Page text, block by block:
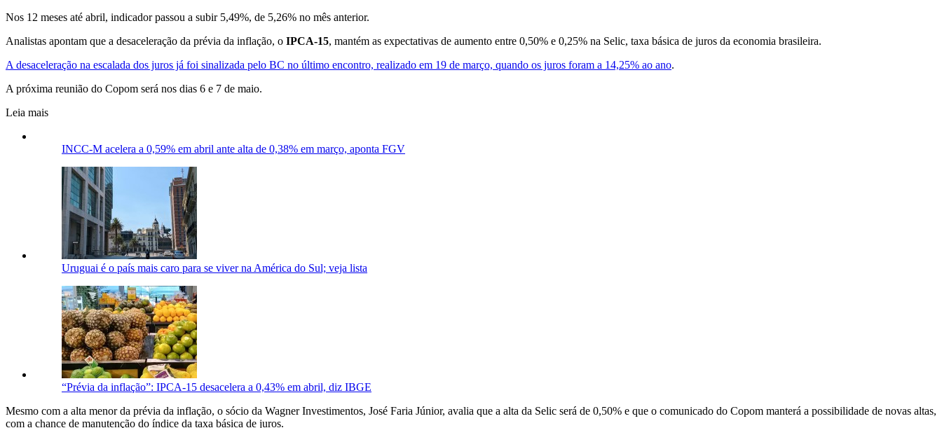
Nos 12 meses até abril, indicador passou a subir 5,49%, de 5,26% no mês anterior.
Analistas apontam que a desaceleração da prévia da inflação, o IPCA-15, mantém as expectativas de aumento entre 0,50% e 0,25% na Selic, taxa básica de juros da economia brasileira.
A desaceleração na escalada dos juros já foi sinalizada pelo BC no último encontro, realizado em 19 de março, quando os juros foram a 14,25% ao ano.
A próxima reunião do Copom será nos dias 6 e 7 de maio.
Leia mais
INCC-M acelera a 0,59% em abril ante alta de 0,38% em março, aponta FGV
Uruguai é o país mais caro para se viver na América do Sul; veja lista
“Prévia da inflação”: IPCA-15 desacelera a 0,43% em abril, diz IBGE
Mesmo com a alta menor da prévia da inflação, o sócio da Wagner Investimentos, José Faria Júnior, avalia que a alta da Selic será de 0,50% e que o comunicado do Copom manterá a possibilidade de novas altas,
com a chance de manutenção do índice da taxa básica de juros.